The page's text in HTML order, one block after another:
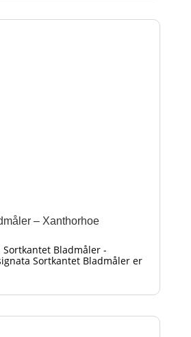
– Xanthorhoe
Bladmåler -
Sortkantet Bladmåler er